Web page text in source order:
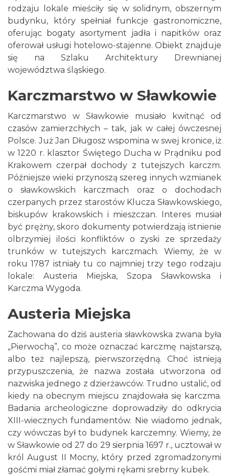
rodzaju lokale mieściły się w solidnym, obszernym
budynku, który spełniał funkcje gastronomiczne,
oferując bogaty asortyment jadła i napitków oraz
oferował usługi hotelowo-stajenne. Obiekt znajduje
się na Szlaku Architektury Drewnianej
województwa śląskiego.
Karczmarstwo w Sławkowie
Karczmarstwo w Sławkowie musiało kwitnąć od
czasów zamierzchłych – tak, jak w całej ówczesnej
Polsce. Już Jan Długosz wspomina w swej kronice, iż
w 1220 r. klasztor Świętego Ducha w Prądniku pod
Krakowem czerpał dochody z tutejszych karczm.
Późniejsze wieki przynoszą szereg innych wzmianek
o sławkowskich karczmach oraz o dochodach
czerpanych przez starostów Klucza Sławkowskiego,
biskupów krakowskich i mieszczan. Interes musiał
być prężny, skoro dokumenty potwierdzają istnienie
olbrzymiej ilości konfliktów o zyski ze sprzedaży
trunków w tutejszych karczmach. Wiemy, że w
roku 1787 istniały tu co najmniej trzy tego rodzaju
lokale: Austeria Miejska, Szopa Sławkowska i
Karczma Wygoda.
Austeria Miejska
Zachowana do dziś austeria sławkowska zwana była
„Pierwochą”, co może oznaczać karczmę najstarszą,
albo też najlepszą, pierwszorzędną. Choć istnieją
przypuszczenia, że nazwa została utworzona od
nazwiska jednego z dzierżawców. Trudno ustalić, od
kiedy na obecnym miejscu znajdowała się karczma.
Badania archeologiczne doprowadziły do odkrycia
XIII-wiecznych fundamentów. Nie wiadomo jednak,
czy wówczas był to budynek karczemny. Wiemy, że
w Sławkowie od 27 do 29 sierpnia 1697 r., ucztował w
król August II Mocny, który przed zgromadzonymi
gośćmi miał złamać gołymi rękami srebrny kubek.